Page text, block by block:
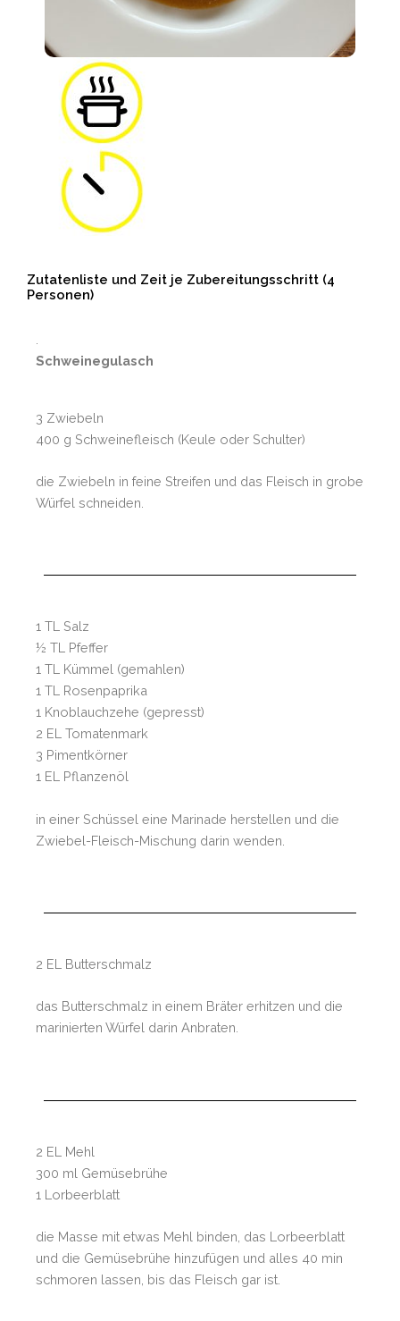
Zutatenliste und Zeit je Zubereitungsschritt (4
Personen)
Schweinegulasch
3 Zwiebeln
400 g Schweinefleisch (Keule oder Schulter)
die Zwiebeln in feine Streifen und das Fleisch in grobe
Würfel schneiden.
1 TL Salz
½ TL Pfeffer
1 TL Kümmel (gemahlen)
1 TL Rosenpaprika
1 Knoblauchzehe (gepresst)
2 EL Tomatenmark
3 Pimentkörner
1 EL Pflanzenöl
in einer Schüssel eine Marinade herstellen und die
Zwiebel-Fleisch-Mischung darin wenden.
2 EL Butterschmalz
das Butterschmalz in einem Bräter erhitzen und die
marinierten Würfel darin Anbraten.
2 EL Mehl
300 ml Gemüsebrühe
1 Lorbeerblatt
die Masse mit etwas Mehl binden, das Lorbeerblatt
und die Gemüsebrühe hinzufügen und alles 40 min
schmoren lassen, bis das Fleisch gar ist.